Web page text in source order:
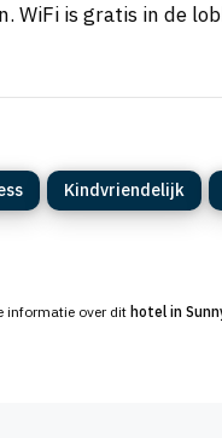
is gratis in de
Kindvriendelijk
informatie over dit hotel in